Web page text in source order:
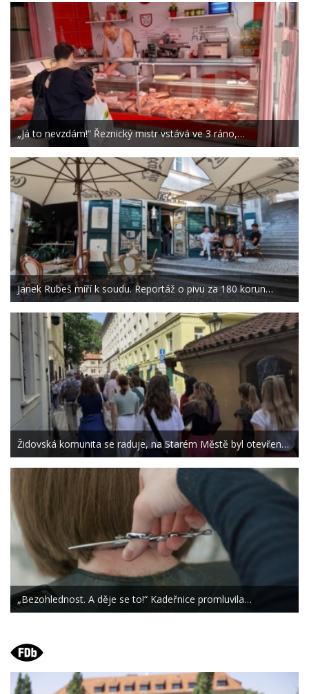
„Já to nevzdám!“ Řeznický mistr vstává ve 3 ráno,…
Janek Rubeš míří k soudu. Reportáž o pivu za 180 korun…
Židovská komunita se raduje, na Starém Městě byl otevřen…
„Bezohlednost. A děje se to!“ Kadeřnice promluvila…